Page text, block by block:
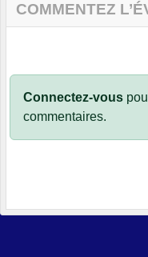
COMMENTEZ
Connectez-vous
commentaires.